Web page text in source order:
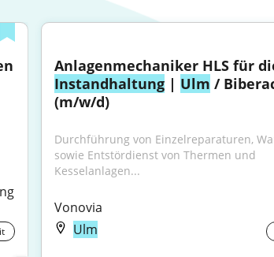
Instandhaltung | Ulm /
(m/w/d)
Durchführung von Einzelreparaturen,
sowie Entstördienst von Thermen und
Kesselanlagen...
Vonovia
Ulm